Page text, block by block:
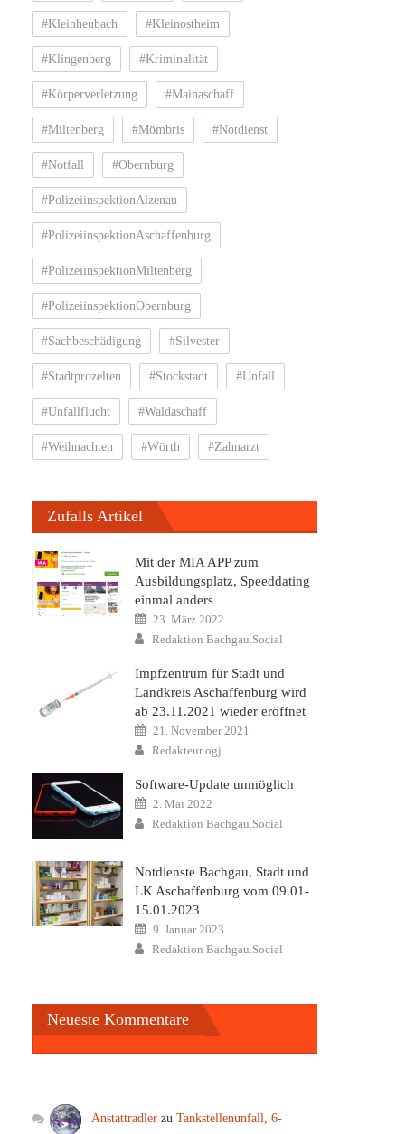
#Kleinheubach #Kleinostheim
#Klingenberg #Kriminalität
#Körperverletzung #Mainaschaff
#Miltenberg #Mömbris #Notdienst
#Notfall #Obernburg
#PolizeiinspektionAlzenau
#PolizeiinspektionAschaffenburg
#PolizeiinspektionMiltenberg
#PolizeiinspektionObernburg
#Sachbeschädigung #Silvester
#Stadtprozelten #Stockstadt #Unfall
#Unfallflucht #Waldaschaff
#Weihnachten #Wörth #Zahnarzt
Zufalls Artikel
Mit der MIA APP zum
Ausbildungsplatz, Speeddating
einmal anders
Posted
on
23. März 2022
Author
Redaktion Bachgau.Social
Impfzentrum für Stadt und
Landkreis Aschaffenburg wird
ab 23.11.2021 wieder eröffnet
Posted
on
21. November 2021
Author
Redakteur ogj
Software-Update unmöglich
Posted
on
2. Mai 2022
Author
Redaktion Bachgau.Social
Notdienste Bachgau, Stadt und
LK Aschaffenburg vom 09.01-
15.01.2023
Posted
on
9. Januar 2023
Author
Redaktion Bachgau.Social
Neueste Kommentare
Anstattradlerzu Tankstellenunfall, 6-